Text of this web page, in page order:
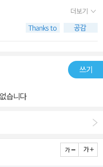
비자 발급이 막히고 '대기'는
날벼락같은 현실에 작가는 무
내려오는순간 쉼이 쉬어졌다
기 만큼 좋은도망처는 없었
축이나 잘 뛰는 법은 아직 내게
겠다.세상에는 참 독특한 마라
더보기
쓰기
습니다